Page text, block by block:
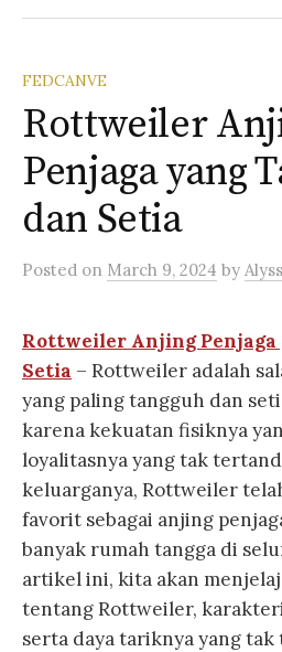
FEDCANVE
Rottweiler
Penjaga yang
dan Setia
Posted on March 9, 2024 by
Rottweiler Anjing Penjaga
Setia – Rottweiler adalah
yang paling tangguh dan
karena kekuatan fisiknya
loyalitasnya yang tak
keluarganya, Rottweiler
favorit sebagai anjing
banyak rumah tangga di
artikel ini, kita akan
tentang Rottweiler,
serta daya tariknya yang